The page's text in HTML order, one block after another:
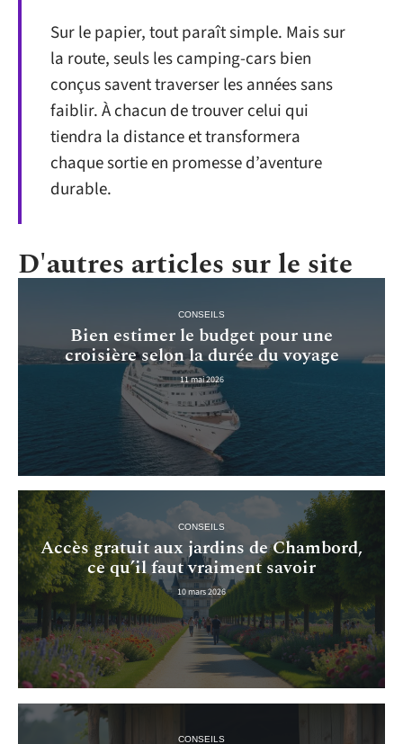
Sur le papier, tout paraît simple. Mais sur
la route, seuls les camping-cars bien
conçus savent traverser les années sans
faiblir. À chacun de trouver celui qui
tiendra la distance et transformera
chaque sortie en promesse d’aventure
durable.
D'autres articles sur le site
CONSEILS
Bien estimer le budget pour une
croisière selon la durée du voyage
11 mai 2026
CONSEILS
Accès gratuit aux jardins de Chambord,
ce qu’il faut vraiment savoir
10 mars 2026
CONSEILS